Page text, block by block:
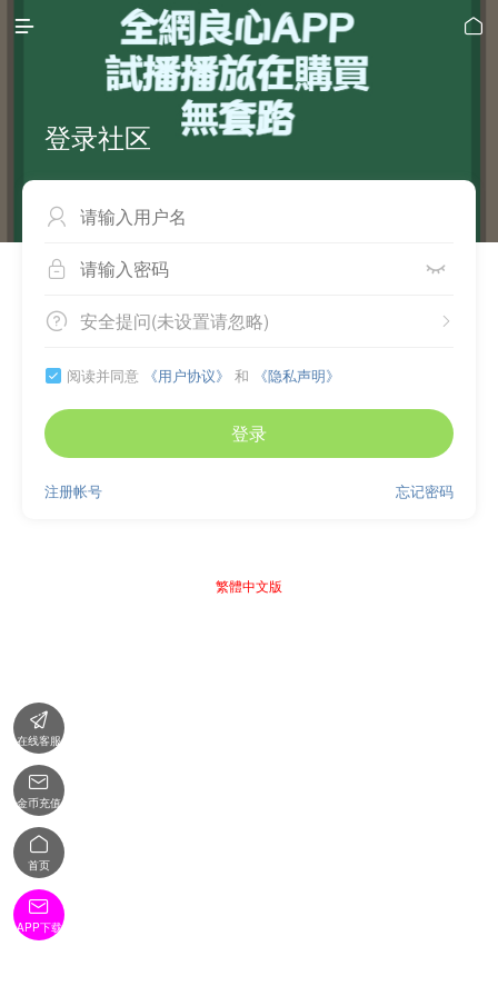
 
登录社区

 
 
安全提问(未设置请忽略)
 阅读并同意 《用户协议》 和 《隐私声明》
登录
忘记密码
注册帐号
繁體中文版

在线客服

金币充值

首页

APP下载